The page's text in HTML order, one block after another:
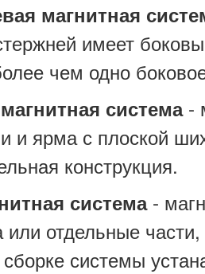
магнитная
имеет
чем одно
система-
и ярма с плоской
конструкция.
система-
отдельные
системы